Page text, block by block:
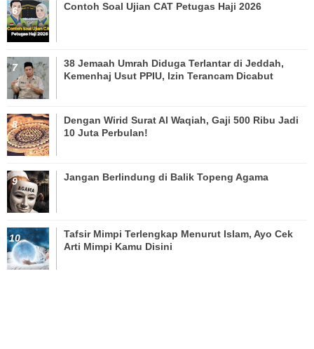
Contoh Soal Ujian CAT Petugas Haji 2026
38 Jemaah Umrah Diduga Terlantar di Jeddah,
Kemenhaj Usut PPIU, Izin Terancam Dicabut
Dengan Wirid Surat Al Waqiah, Gaji 500 Ribu Jadi
10 Juta Perbulan!
Jangan Berlindung di Balik Topeng Agama
Tafsir Mimpi Terlengkap Menurut Islam, Ayo Cek
Arti Mimpi Kamu Disini